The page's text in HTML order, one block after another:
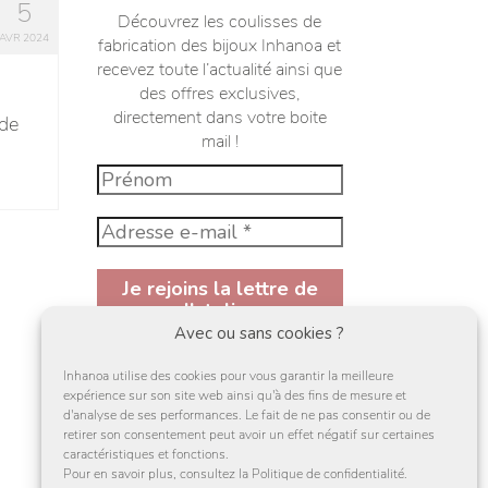
Avec ou sans cookies ?
Inhanoa utilise des cookies pour vous garantir la meilleure
expérience sur son site web ainsi qu'à des fins de mesure et
d'analyse de ses performances. Le fait de ne pas consentir ou de
retirer son consentement peut avoir un effet négatif sur certaines
caractéristiques et fonctions.
Pour en savoir plus, consultez la Politique de confidentialité.
5
AVR 2024
Découvrez les coulisses de
fabrication des bijoux Inhanoa et
recevez toute l’actualité ainsi que
des offres exclusives,
directement dans votre boite
mail !
vous acceptez de recevoir des mail et
des offres de la par d'Inhanoa ainsi
que sa politique de confidentialité
J'accepte